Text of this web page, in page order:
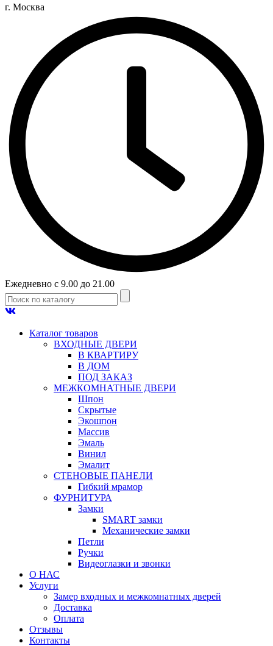
г. Москва
Ежедневно с 9.00 до 21.00
Каталог товаров
ВХОДНЫЕ ДВЕРИ
В КВАРТИРУ
В ДОМ
ПОД ЗАКАЗ
МЕЖКОМНАТНЫЕ ДВЕРИ
Шпон
Скрытые
Экошпон
Массив
Эмаль
Винил
Эмалит
СТЕНОВЫЕ ПАНЕЛИ
Гибкий мрамор
ФУРНИТУРА
Замки
SMART замки
Механические замки
Петли
Ручки
Видеоглазки и звонки
О НАС
Услуги
Замер входных и межкомнатных дверей
Доставка
Оплата
Отзывы
Контакты